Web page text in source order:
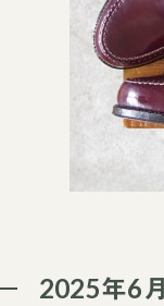
2025年6